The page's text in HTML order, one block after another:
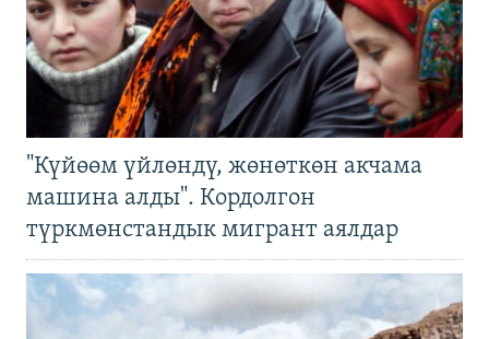
"Күйөөм үйлөндү, жөнөткөн акчама
машина алды". Кордолгон
түркмөнстандык мигрант аялдар